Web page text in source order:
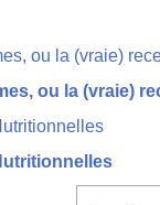
ou la (vraie)